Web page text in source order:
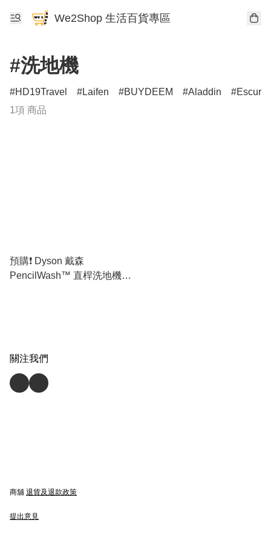
We2Shop 生活百貨專區
#洗地機
HD19Travel Laifen BUYDEEM Aladdin
Escura
1項 商品
預購❗️ Dyson 戴森
PencilWash™ 直桿洗地機
關注我們
商舖 退貨及退款政策
提出意見